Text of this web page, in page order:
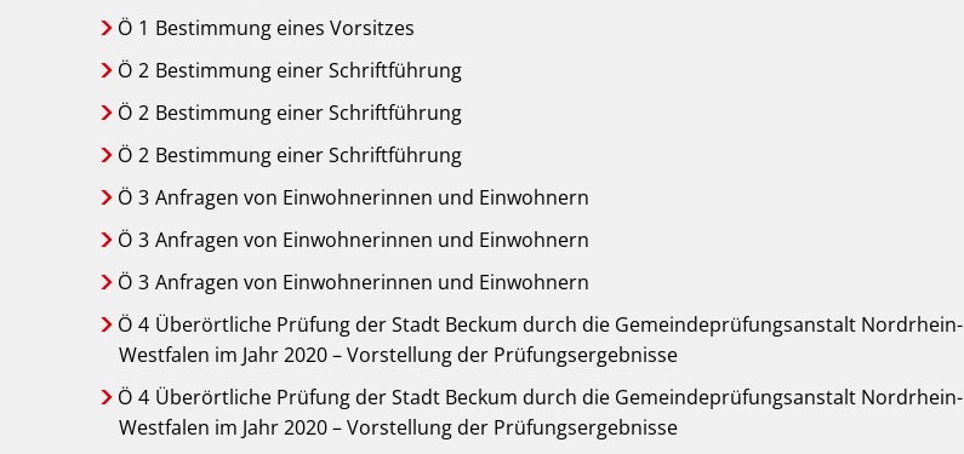
Ö 1 Bestimmung eines Vorsitzes
Ö 2 Bestimmung einer Schriftführung
Ö 2 Bestimmung einer Schriftführung
Ö 2 Bestimmung einer Schriftführung
Ö 3 Anfragen von Einwohnerinnen und Einwohnern
Ö 3 Anfragen von Einwohnerinnen und Einwohnern
Ö 3 Anfragen von Einwohnerinnen und Einwohnern
Ö 4 Überörtliche Prüfung der Stadt Beckum durch die Gemeindeprüfungsanstalt Nordrhein-
Westfalen im Jahr 2020 – Vorstellung der Prüfungsergebnisse
Ö 4 Überörtliche Prüfung der Stadt Beckum durch die Gemeindeprüfungsanstalt Nordrhein-
Westfalen im Jahr 2020 – Vorstellung der Prüfungsergebnisse